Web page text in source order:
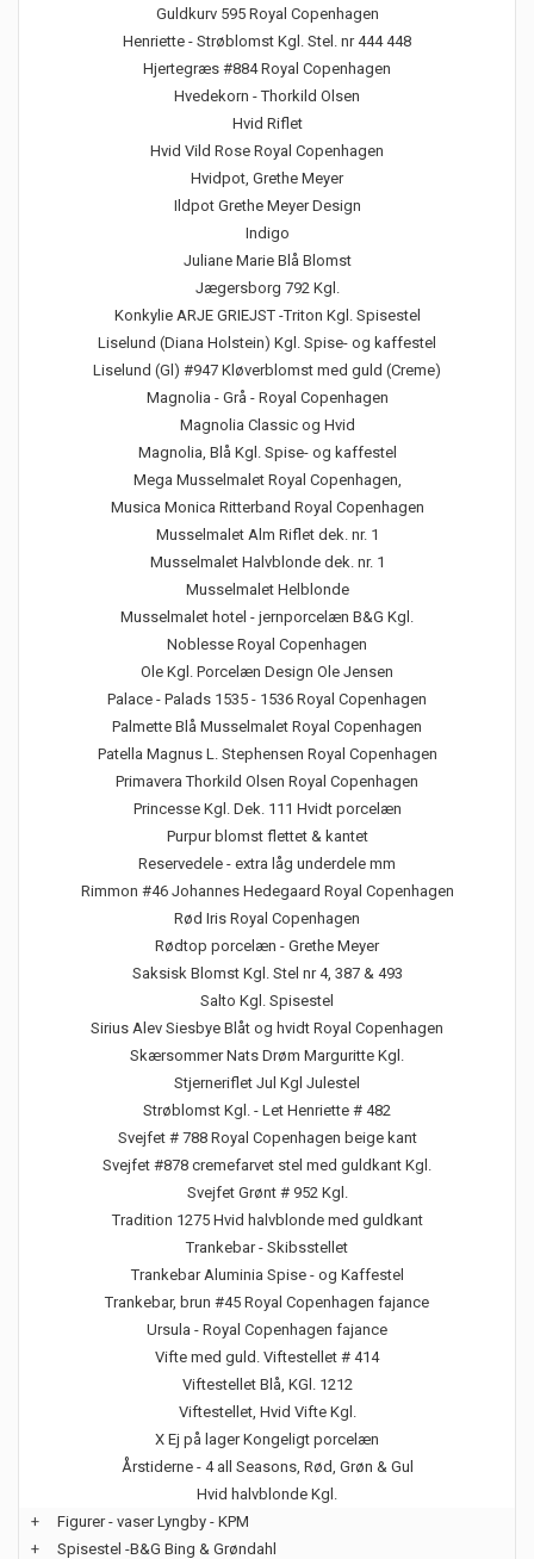
Guldkurv 595 Royal Copenhagen
Henriette - Strøblomst Kgl. Stel. nr 444 448
Hjertegræs #884 Royal Copenhagen
Hvedekorn - Thorkild Olsen
Hvid Riflet
Hvid Vild Rose Royal Copenhagen
Hvidpot, Grethe Meyer
Ildpot Grethe Meyer Design
Indigo
Juliane Marie Blå Blomst
Jægersborg 792 Kgl.
Konkylie ARJE GRIEJST -Triton Kgl. Spisestel
Liselund (Diana Holstein) Kgl. Spise- og kaffestel
Liselund (Gl) #947 Kløverblomst med guld (Creme)
Magnolia - Grå - Royal Copenhagen
Magnolia Classic og Hvid
Magnolia, Blå Kgl. Spise- og kaffestel
Mega Musselmalet Royal Copenhagen,
Musica Monica Ritterband Royal Copenhagen
Musselmalet Alm Riflet dek. nr. 1
Musselmalet Halvblonde dek. nr. 1
Musselmalet Helblonde
Musselmalet hotel - jernporcelæn B&G Kgl.
Noblesse Royal Copenhagen
Ole Kgl. Porcelæn Design Ole Jensen
Palace - Palads 1535 - 1536 Royal Copenhagen
Palmette Blå Musselmalet Royal Copenhagen
Patella Magnus L. Stephensen Royal Copenhagen
Primavera Thorkild Olsen Royal Copenhagen
Princesse Kgl. Dek. 111 Hvidt porcelæn
Purpur blomst flettet & kantet
Reservedele - extra låg underdele mm
Rimmon #46 Johannes Hedegaard Royal Copenhagen
Rød Iris Royal Copenhagen
Rødtop porcelæn - Grethe Meyer
Saksisk Blomst Kgl. Stel nr 4, 387 & 493
Salto Kgl. Spisestel
Sirius Alev Siesbye Blåt og hvidt Royal Copenhagen
Skærsommer Nats Drøm Marguritte Kgl.
Stjerneriflet Jul Kgl Julestel
Strøblomst Kgl. - Let Henriette # 482
Svejfet # 788 Royal Copenhagen beige kant
Svejfet #878 cremefarvet stel med guldkant Kgl.
Svejfet Grønt # 952 Kgl.
Tradition 1275 Hvid halvblonde med guldkant
Trankebar - Skibsstellet
Trankebar Aluminia Spise - og Kaffestel
Trankebar, brun #45 Royal Copenhagen fajance
Ursula - Royal Copenhagen fajance
Vifte med guld. Viftestellet # 414
Viftestellet Blå, KGl. 1212
Viftestellet, Hvid Vifte Kgl.
X Ej på lager Kongeligt porcelæn
Årstiderne - 4 all Seasons, Rød, Grøn & Gul
Hvid halvblonde Kgl.
+
Figurer - vaser Lyngby - KPM
+
Spisestel -B&G Bing & Grøndahl